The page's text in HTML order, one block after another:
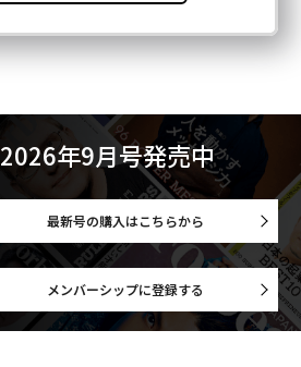
2026年9月号発売中
最新号の購入はこちらから
メンバーシップに登録する